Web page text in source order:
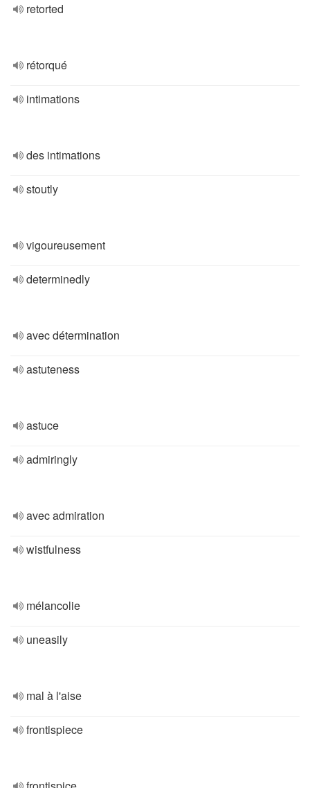
retorted
rétorqué
intimations
des intimations
stoutly
vigoureusement
determinedly
avec détermination
astuteness
astuce
admiringly
avec admiration
wistfulness
mélancolie
uneasily
mal à l'aise
frontispiece